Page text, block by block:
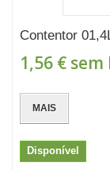
Contentor
1,56 € sem
MAIS
Disponível